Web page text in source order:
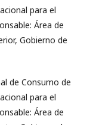
para el
Área de
Gobierno de
de Consumo de
para el
Área de